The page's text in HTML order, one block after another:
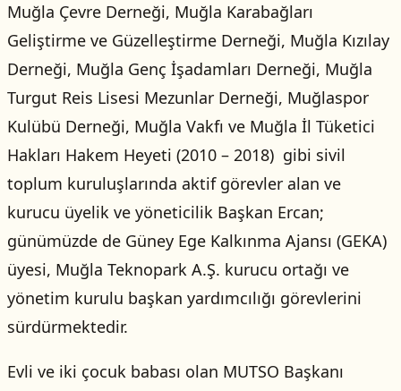
Muğla Çevre Derneği, Muğla Karabağları
Geliştirme ve Güzelleştirme Derneği, Muğla Kızılay
Derneği, Muğla Genç İşadamları Derneği, Muğla
Turgut Reis Lisesi Mezunlar Derneği, Muğlaspor
Kulübü Derneği, Muğla Vakfı ve Muğla İl Tüketici
Hakları Hakem Heyeti (2010 – 2018) gibi sivil
toplum kuruluşlarında aktif görevler alan ve
kurucu üyelik ve yöneticilik Başkan Ercan;
günümüzde de Güney Ege Kalkınma Ajansı (GEKA)
üyesi, Muğla Teknopark A.Ş. kurucu ortağı ve
yönetim kurulu başkan yardımcılığı görevlerini
sürdürmektedir.
Evli ve iki çocuk babası olan MUTSO Başkanı